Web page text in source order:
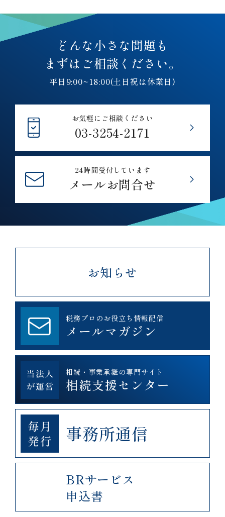
どんな小さな問題も
まずはご相談ください。
平日9:00~18:00(土日祝は休業日)
お気軽にご相談ください
03-3254-2171
24時間受付しています
メールお問合せ
お知らせ
税務プロのお役立ち情報配信
メールマガジン
相続・事業承継の専門サイト
相続支援センター
事務所通信
BRサービス
申込書